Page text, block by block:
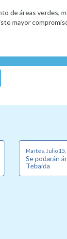
de áreas verdes,
mayor
Martes, Julio 15,
Se podarán
Tebaida